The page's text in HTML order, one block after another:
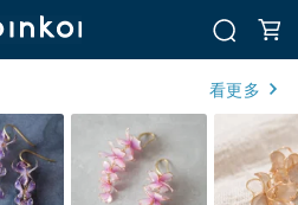
看更多